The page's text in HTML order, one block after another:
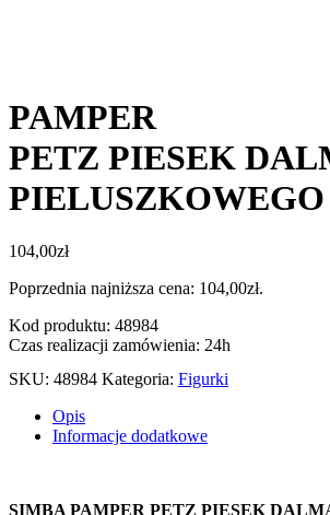
PAMPER
PETZ PIESEK
104,00zł
Poprzednia najniższa cena: 104,00zł.
Kod produktu: 48984
Czas realizacji zamówienia: 24h
SKU: 48984 Kategoria: Figurki
Opis
Informacje dodatkowe
SIMBA PAMPER PETZ PIESEK